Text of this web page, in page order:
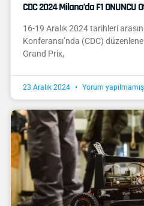
CDC 2024 Milano’da F1
16-19 Aralık 2024 tarihleri
Konferansı’nda (CDC)
Grand Prix,
23 Aralık 2024 Yorum yapılmamış